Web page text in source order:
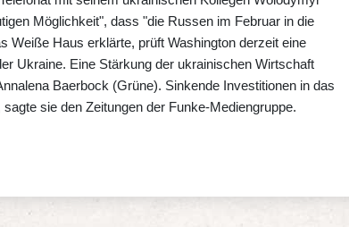
Möglichkeit", dass "die Russen im Februar in die
Weiße Haus erklärte, prüft Washington derzeit eine
Ukraine. Eine Stärkung der ukrainischen Wirtschaft
Baerbock (Grüne). Sinkende Investitionen in das
sie den Zeitungen der Funke-Mediengruppe.